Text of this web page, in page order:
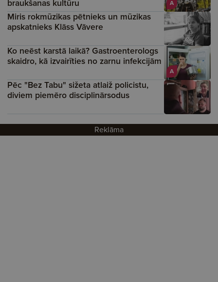
A
braukšanas kultūru
Miris rokmūzikas pētnieks un mūzikas
apskatnieks Klāss Vāvere
A
Ko neēst karstā laikā? Gastroenterologs
skaidro, kā izvairīties no zarnu infekcijām
Pēc "Bez Tabu" sižeta atlaiž policistu,
diviem piemēro disciplinārsodus
Reklāma